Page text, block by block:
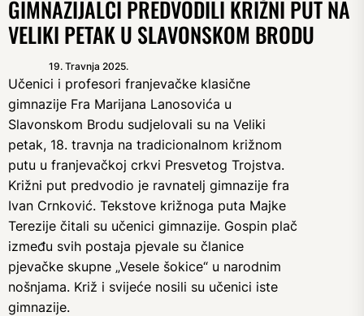
GIMNAZIJALCI PREDVODILI KRIŽNI PUT NA
VELIKI PETAK U SLAVONSKOM BRODU
19. Travnja 2025.
Učenici i profesori franjevačke klasične
gimnazije Fra Marijana Lanosovića u
Slavonskom Brodu sudjelovali su na Veliki
petak, 18. travnja na tradicionalnom križnom
putu u franjevačkoj crkvi Presvetog Trojstva.
Križni put predvodio je ravnatelj gimnazije fra
Ivan Crnković. Tekstove križnoga puta Majke
Terezije čitali su učenici gimnazije. Gospin plač
između svih postaja pjevale su članice
pjevačke skupne „Vesele šokice“ u narodnim
nošnjama. Križ i svijeće nosili su učenici iste
gimnazije.